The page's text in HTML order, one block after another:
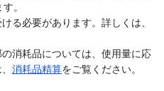
。
る必要があります。詳しくは、
消耗品については、使用量に応
消耗品精算をご覧ください。